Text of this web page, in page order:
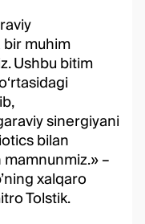
muhim
Ushbu bitim
sinergiyani
bilan
–
xalqaro
Tolstik.